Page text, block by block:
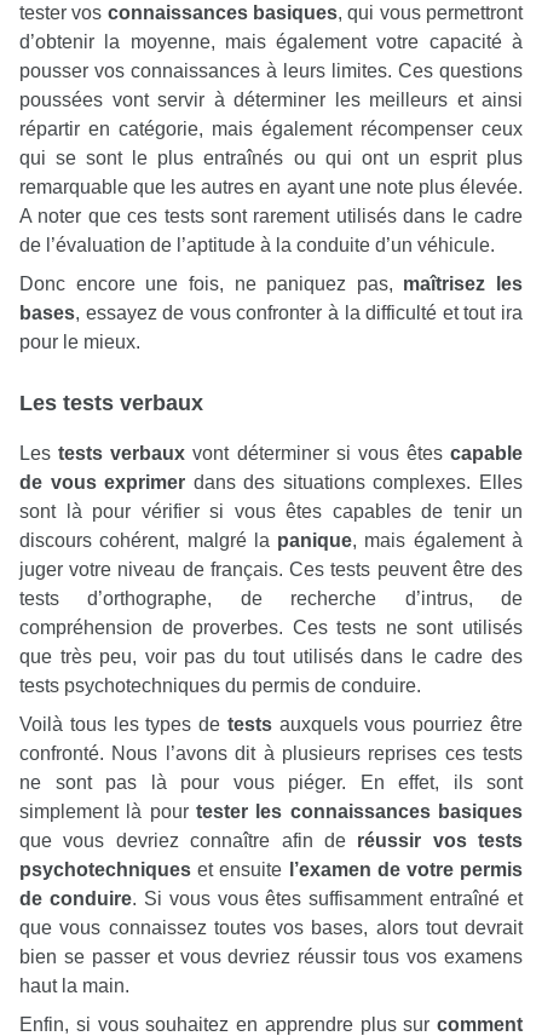
tester vos connaissances basiques, qui vous permettront
d’obtenir la moyenne, mais également votre capacité à
pousser vos connaissances à leurs limites. Ces questions
poussées vont servir à déterminer les meilleurs et ainsi
répartir en catégorie, mais également récompenser ceux
qui se sont le plus entraînés ou qui ont un esprit plus
remarquable que les autres en ayant une note plus élevée.
A noter que ces tests sont rarement utilisés dans le cadre
de l’évaluation de l’aptitude à la conduite d’un véhicule.
Donc encore une fois, ne paniquez pas, maîtrisez les
bases, essayez de vous confronter à la difficulté et tout ira
pour le mieux.
Les tests verbaux
Lestests verbauxvont déterminer si vous êtes capable
de vous exprimer dans des situations complexes. Elles
sont là pour vérifier si vous êtes capables de tenir un
discours cohérent, malgré la panique, mais également à
juger votre niveau de français. Ces tests peuvent être des
tests d’orthographe, de recherche d’intrus, de
compréhension de proverbes. Ces tests ne sont utilisés
que très peu, voir pas du tout utilisés dans le cadre des
tests psychotechniques du permis de conduire.
Voilà tous les types de testsauxquels vous pourriez être
confronté. Nous l’avons dit à plusieurs reprises ces tests
ne sont pas là pour vous piéger. En effet, ils sont
simplement là pour tester les connaissances basiques
que vous devriez connaître afin de réussir vos tests
psychotechniques et ensuite
l’examen de votre permis
de conduire. Si vous vous êtes suffisamment entraîné et
que vous connaissez toutes vos bases, alors tout devrait
bien se passer et vous devriez réussir tous vos examens
haut la main.
Enfin, si vous souhaitez en apprendre plus sur comment